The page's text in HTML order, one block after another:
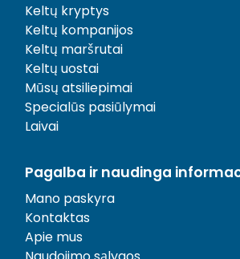
Keltų kryptys
Keltų kompanijos
Keltų maršrutai
Keltų uostai
Mūsų atsiliepimai
Specialūs pasiūlymai
Laivai
Pagalba ir naudinga
Mano paskyra
Kontaktas
Apie mus